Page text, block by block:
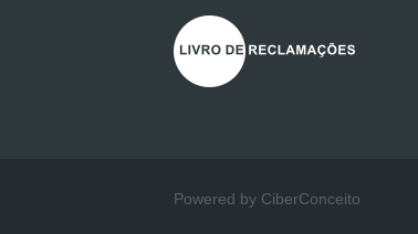
Powered by CiberConceito